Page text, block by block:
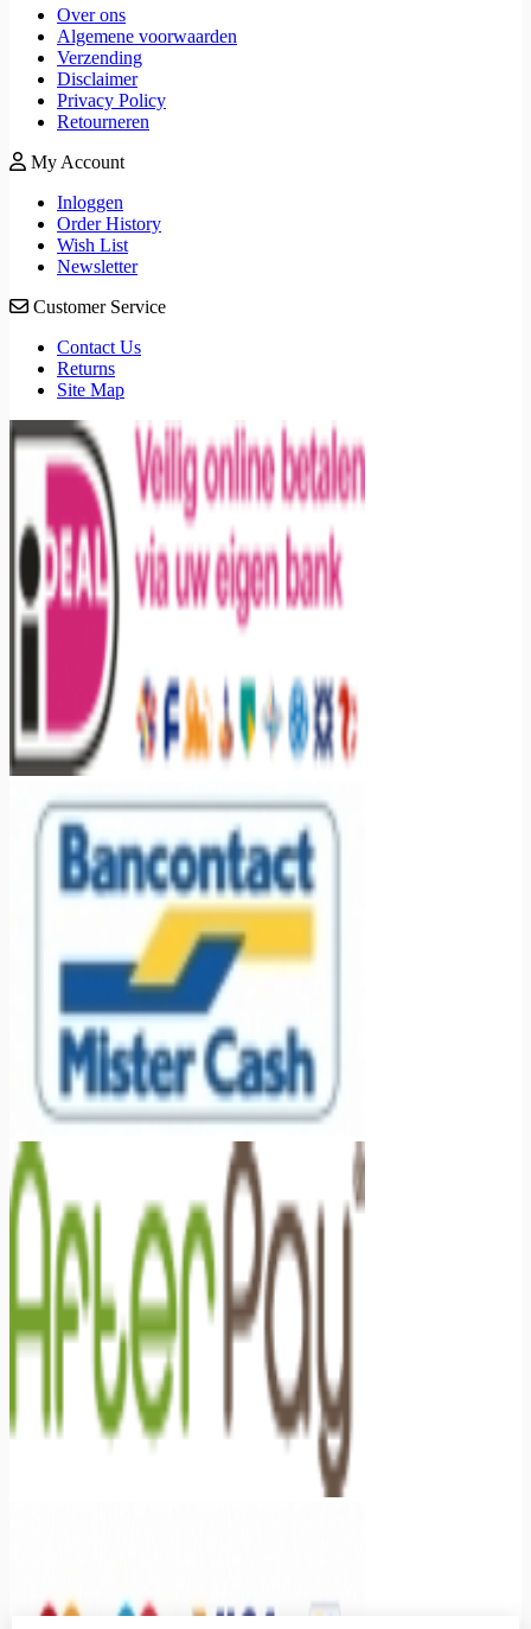
Over ons
Algemene voorwaarden
Verzending
Disclaimer
Privacy Policy
Retourneren
My Account
Inloggen
Order History
Wish List
Newsletter
Customer Service
Contact Us
Returns
Site Map